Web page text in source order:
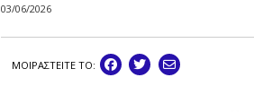
03/06/2026
ΜΟΙΡΑΣΤEIΤΕ ΤΟ: